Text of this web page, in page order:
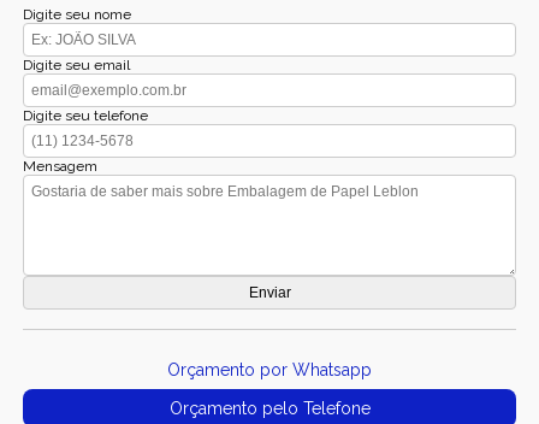
Digite seu nome
Digite seu email
Digite seu telefone
Mensagem
Orçamento por Whatsapp
Orçamento pelo Telefone